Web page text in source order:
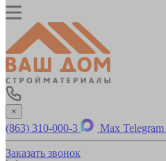
×
(863) 310-000-3 Max Telegram
Заказать звонок